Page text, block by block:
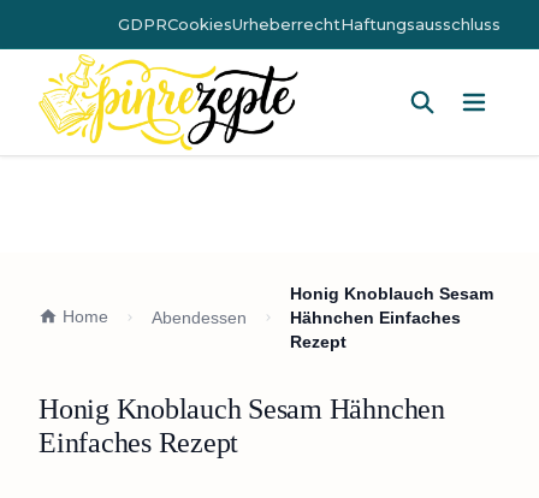
GDPRCookiesUrheberrechtHaftungsausschluss
Home Abendessen
Honig Knoblauch Sesam
Hähnchen Einfaches
Rezept
Honig Knoblauch Sesam Hähnchen
Einfaches Rezept